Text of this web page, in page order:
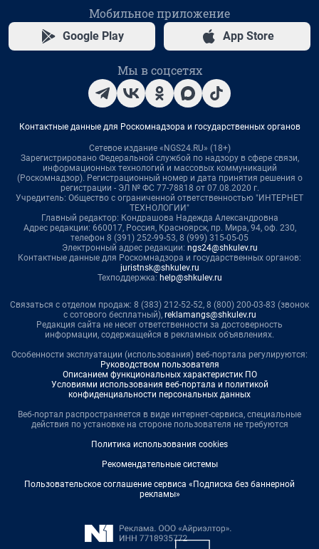
Мобильное приложение
Google Play App Store
Мы в соцсетях
Контактные данные для Роскомнадзора и государственных органов
Сетевое издание «NGS24.RU» (18+)
Зарегистрировано Федеральной службой по надзору в сфере связи,
информационных технологий и массовых коммуникаций
(Роскомнадзор). Регистрационный номер и дата принятия решения о
регистрации - ЭЛ № ФС 77-78818 от 07.08.2020 г.
Учредитель: Общество с ограниченной ответственностью "ИНТЕРНЕТ
ТЕХНОЛОГИИ"
Главный редактор: Кондрашова Надежда Александровна
Адрес редакции: 660017, Россия, Красноярск, пр. Мира, 94, оф. 230,
телефон 8 (391) 252-99-53, 8 (999) 315-05-05
Электронный адрес редакции: ngs24@shkulev.ru
Контактные данные для Роскомнадзора и государственных органов:
juristnsk@shkulev.ru
Техподдержка: help@shkulev.ru
Связаться с отделом продаж: 8 (383) 212-52-52, 8 (800) 200-03-83 (звонок
с сотового бесплатный), reklamangs@shkulev.ru
Редакция сайта не несет ответственности за достоверность
информации, содержащейся в рекламных объявлениях.
Особенности эксплуатации (использования) веб-портала регулируются:
Руководством пользователя
Описанием функциональных характеристик ПО
Условиями использования веб-портала и политикой
конфиденциальности персональных данных
Веб-портал распространяется в виде интернет-сервиса, специальные
действия по установке на стороне пользователя не требуются
Политика использования cookies
Рекомендательные системы
Пользовательское соглашение сервиса «Подписка без баннерной
рекламы»